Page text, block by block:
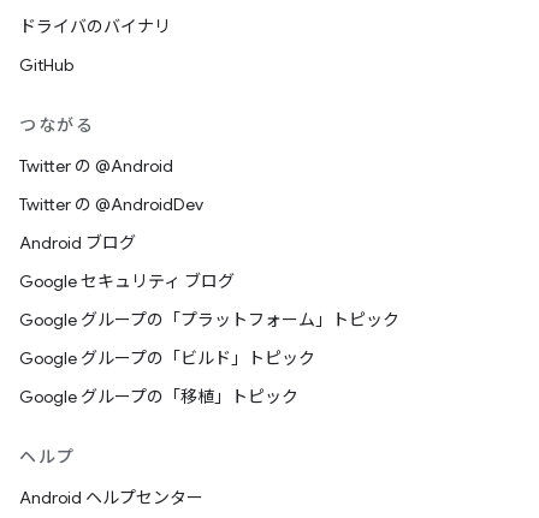
ドライバのバイナリ
GitHub
つながる
Twitter の @Android
Twitter の @AndroidDev
Android ブログ
Google セキュリティ ブログ
Google グループの「プラットフォーム」トピック
Google グループの「ビルド」トピック
Google グループの「移植」トピック
ヘルプ
Android ヘルプセンター